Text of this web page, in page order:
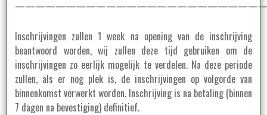
Inschrijvingen zullen 1 week na opening van de inschrijving
beantwoord worden, wij zullen deze tijd gebruiken om de
inschrijvingen zo eerlijk mogelijk te verdelen. Na deze periode
zullen, als er nog plek is, de inschrijvingen op volgorde van
binnenkomst verwerkt worden. Inschrijving is na betaling (binnen
7 dagen na bevestiging) definitief.